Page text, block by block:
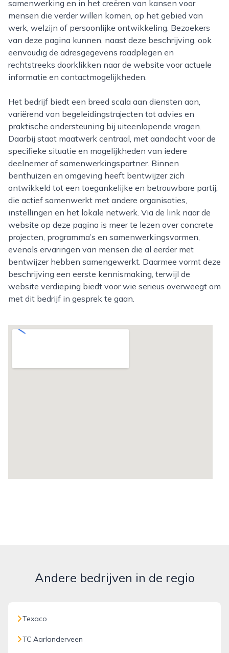
samenwerking en in het creëren van kansen voor
mensen die verder willen komen, op het gebied van
werk, welzijn of persoonlijke ontwikkeling. Bezoekers
van deze pagina kunnen, naast deze beschrijving, ook
eenvoudig de adresgegevens raadplegen en
rechtstreeks doorklikken naar de website voor actuele
informatie en contactmogelijkheden.
Het bedrijf biedt een breed scala aan diensten aan,
variërend van begeleidingstrajecten tot advies en
praktische ondersteuning bij uiteenlopende vragen.
Daarbij staat maatwerk centraal, met aandacht voor de
specifieke situatie en mogelijkheden van iedere
deelnemer of samenwerkingspartner. Binnen
benthuizen en omgeving heeft bentwijzer zich
ontwikkeld tot een toegankelijke en betrouwbare partij,
die actief samenwerkt met andere organisaties,
instellingen en het lokale netwerk. Via de link naar de
website op deze pagina is meer te lezen over concrete
projecten, programma’s en samenwerkingsvormen,
evenals ervaringen van mensen die al eerder met
bentwijzer hebben samengewerkt. Daarmee vormt deze
beschrijving een eerste kennismaking, terwijl de
website verdieping biedt voor wie serieus overweegt om
met dit bedrijf in gesprek te gaan.
Andere bedrijven in de regio
Texaco
TC Aarlanderveen